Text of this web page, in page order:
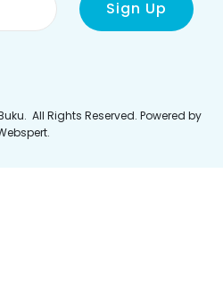
. All Rights Reserved. Powered by